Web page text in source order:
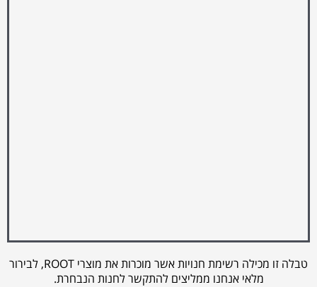
טבלה זו מכילה רשימת חנויות אשר מוכרות את מוצרי ROOT, לבירור
מלאי אנחנו ממליצים להתקשר לחנות הנבחרת.